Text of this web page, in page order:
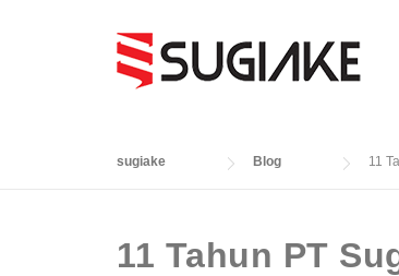
sugiake Blog 11
11 Tahun PT